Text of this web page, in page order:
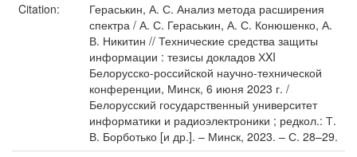
Citation:
Гераськин, А. С. Анализ метода расширения
спектра / А. С. Гераськин, А. С. Конюшенко, А.
В. Никитин // Технические средства защиты
информации : тезисы докладов ХXI
Белорусско-российской научно-технической
конференции, Минск, 6 июня 2023 г. /
Белорусский государственный университет
информатики и радиоэлектроники ; редкол.: Т.
В. Борботько [и др.]. – Минск, 2023. – С. 28–29.